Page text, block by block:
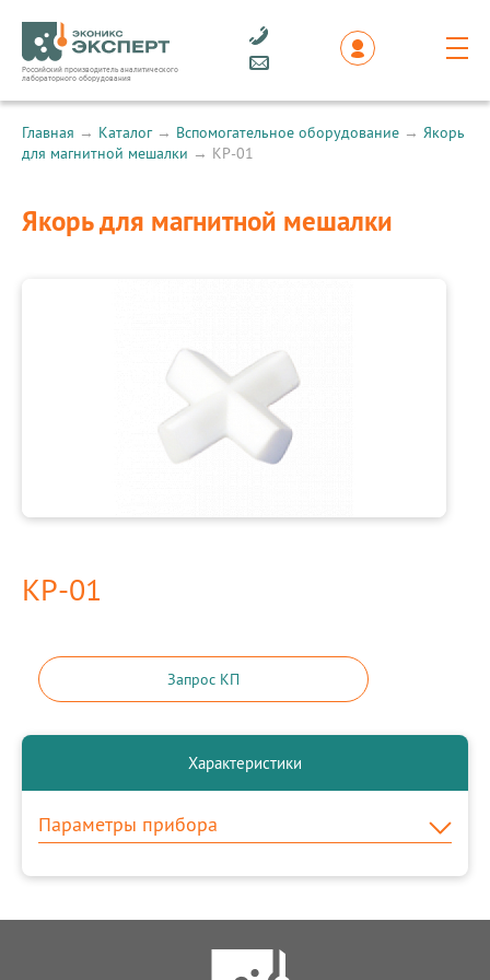
Главная → Каталог→ Вспомогательное оборудование → Якорь
для магнитной мешалки → КР-01
Якорь для магнитной мешалки
КР-01
Запрос КП
Характеристики
Параметры прибора
Российский производитель аналитического
лабораторного оборудования